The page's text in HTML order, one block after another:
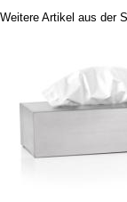
Weitere Artikel aus der